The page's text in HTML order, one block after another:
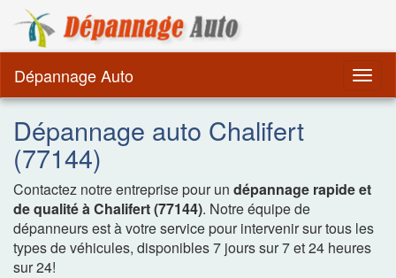
Dépannage Auto
Dépannage auto Chalifert
(77144)
Contactez notre entreprise pour un dépannage rapide et
de qualité à Chalifert (77144). Notre équipe de
dépanneurs est à votre service pour intervenir sur tous les
types de véhicules, disponibles 7 jours sur 7 et 24 heures
sur 24!